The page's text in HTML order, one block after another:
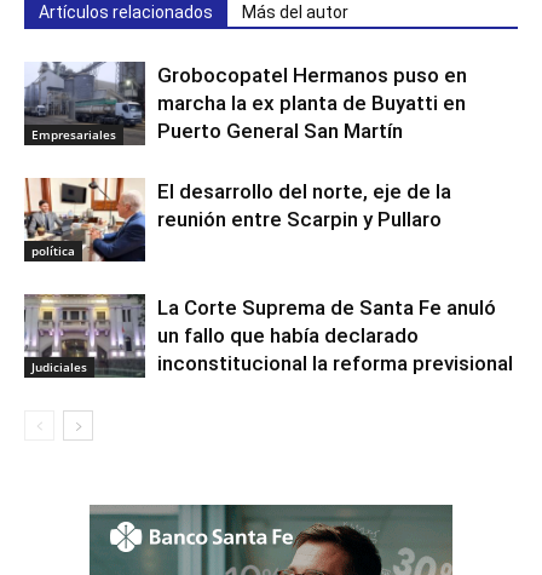
Artículos relacionados Más del autor
Empresariales
Grobocopatel Hermanos puso en
marcha la ex planta de Buyatti en
Puerto General San Martín
política
El desarrollo del norte, eje de la
reunión entre Scarpin y Pullaro
Judiciales
La Corte Suprema de Santa Fe anuló
un fallo que había declarado
inconstitucional la reforma previsional